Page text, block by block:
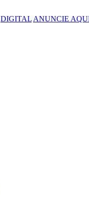
DIGITAL ANUNCIE